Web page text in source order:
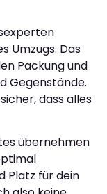
Umzugs. Das
Packung und
Gegenstände.
dass alles
übernehmen
Platz für dein